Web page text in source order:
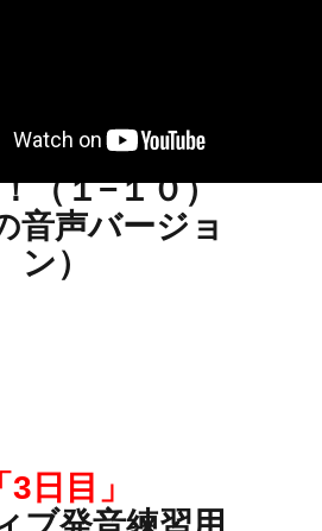
語の数字を極
（１−１０）
音声バージョ
ン）
3日目」